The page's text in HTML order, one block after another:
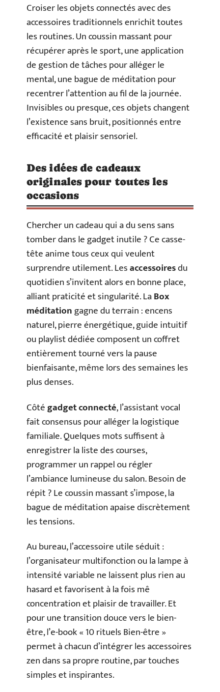
Croiser les objets connectés avec des
accessoires traditionnels enrichit toutes
les routines. Un coussin massant pour
récupérer après le sport, une application
de gestion de tâches pour alléger le
mental, une bague de méditation pour
recentrer l’attention au fil de la journée.
Invisibles ou presque, ces objets changent
l’existence sans bruit, positionnés entre
efficacité et plaisir sensoriel.
Des idées de cadeaux
originales pour toutes les
occasions
Chercher un cadeau qui a du sens sans
tomber dans le gadget inutile ? Ce casse-
tête anime tous ceux qui veulent
surprendre utilement. Lesaccessoiresdu
quotidien s’invitent alors en bonne place,
alliant praticité et singularité. LaBox
méditationgagne du terrain : encens
naturel, pierre énergétique, guide intuitif
ou playlist dédiée composent un coffret
entièrement tourné vers la pause
bienfaisante, même lors des semaines les
plus denses.
Côtégadget connecté, l’assistant vocal
fait consensus pour alléger la logistique
familiale. Quelques mots suffisent à
enregistrer la liste des courses,
programmer un rappel ou régler
l’ambiance lumineuse du salon. Besoin de
répit ? Le coussin massant s’impose, la
bague de méditation apaise discrètement
les tensions.
Au bureau, l’accessoire utile séduit :
l’organisateur multifonction ou la lampe à
intensité variable ne laissent plus rien au
hasard et favorisent à la fois mê
concentration et plaisir de travailler. Et
pour une transition douce vers le bien-
être, l’e-book « 10 rituels Bien-être »
permet à chacun d’intégrer les accessoires
zen dans sa propre routine, par touches
simples et inspirantes.